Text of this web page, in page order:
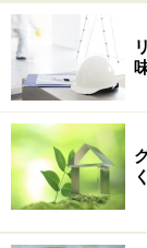
一戸建て木造
は、まず基礎
に残します。
上支障のない
更を行ったり
て、骨組み以
を行います。